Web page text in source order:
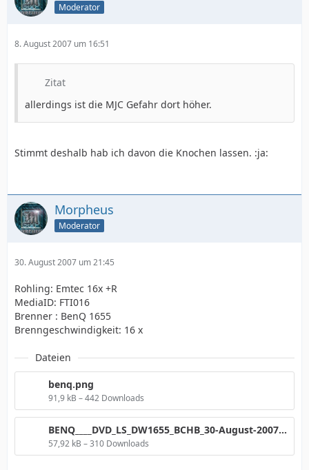
Moderator
8. August 2007 um 16:51
Zitat
allerdings ist die MJC Gefahr dort höher.
Stimmt deshalb hab ich davon die Knochen lassen. :ja:
Morpheus
Moderator
30. August 2007 um 21:45
Rohling: Emtec 16x +R
MediaID: FTI016
Brenner : BenQ 1655
Brenngeschwindigkeit: 16 x
Dateien
benq.png
91,9 kB – 442 Downloads
BENQ____DVD_LS_DW1655_BCHB_30-August-2007_21_40.png
57,92 kB – 310 Downloads